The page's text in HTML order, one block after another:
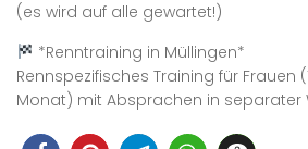
(es wird auf alle gewartet!)
*Renntraining in Müllingen*
Rennspezifisches Training für Frauen
Monat) mit Absprachen in